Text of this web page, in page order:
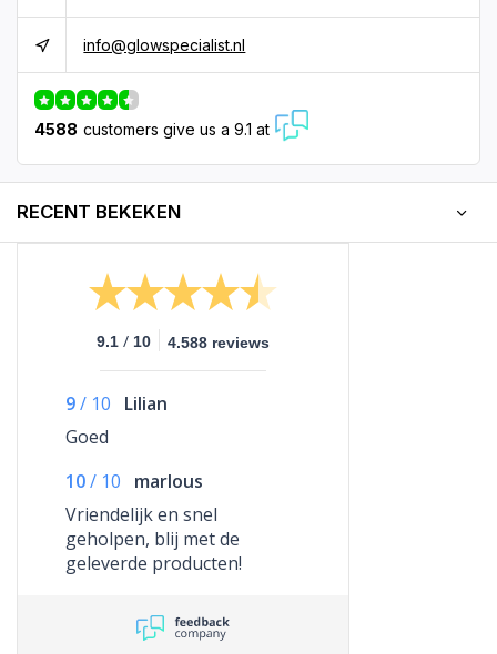
info@glowspecialist.nl
4588 customers give us a 9.1 at
RECENT BEKEKEN
9.1 / 10 4.588 reviews
9/ 10
Lilian
Goed
10/ 10
marlous
Vriendelijk en snel
geholpen, blij met de
geleverde producten!